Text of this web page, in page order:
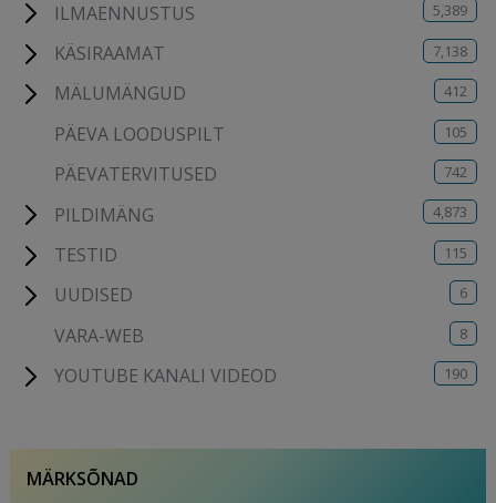
ILMAENNUSTUS 5,389
KÄSIRAAMAT 7,138
MÄLUMÄNGUD 412
PÄEVA LOODUSPILT 105
PÄEVATERVITUSED 742
PILDIMÄNG 4,873
TESTID 115
UUDISED 6
VARA-WEB 8
YOUTUBE KANALI VIDEOD 190
MÄRKSÕNAD